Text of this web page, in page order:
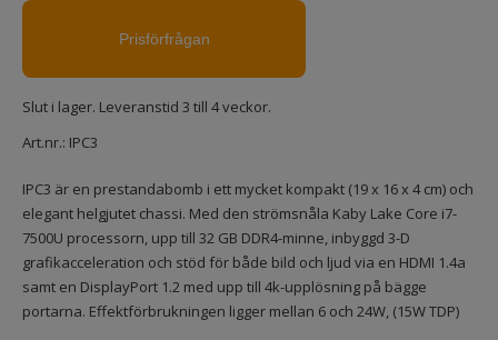
Slut i lager. Leveranstid 3 till 4 veckor.
Art.nr.: IPC3
IPC3 är en prestandabomb i ett mycket kompakt (19 x 16 x 4 cm) och
elegant helgjutet chassi. Med den strömsnåla Kaby Lake Core i7-
7500U processorn, upp till 32 GB DDR4-minne, inbyggd 3-D
grafikacceleration och stöd för både bild och ljud via en HDMI 1.4a
samt en DisplayPort 1.2 med upp till 4k-upplösning på bägge
portarna. Effektförbrukningen ligger mellan 6 och 24W, (15W TDP)